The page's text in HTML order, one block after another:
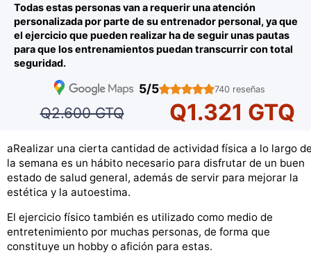
Todas estas personas van a requerir una atención
personalizada por parte de su entrenador personal, ya que
el ejercicio que pueden realizar ha de seguir unas pautas
para que los entrenamientos puedan transcurrir con total
seguridad.
5/5 740 reseñas
Q2.600 GTQ Q1.321 GTQ
aRealizar una cierta cantidad de actividad física a lo largo
la semana es un hábito necesario para disfrutar de un buen
estado de salud general, además de servir para mejorar la
estética y la autoestima.
El ejercicio físico también es utilizado como medio de
entretenimiento por muchas personas, de forma que
constituye un hobby o afición para estas.